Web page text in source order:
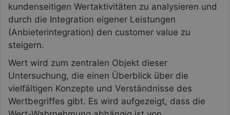
kundenseitigen Wertaktivitäten zu analysieren und
durch die Integration eigener Leistungen
(Anbieterintegration) den customer value zu
steigern.
Wert wird zum zentralen Objekt dieser
Untersuchung, die einen Überblick über die
vielfältigen Konzepte und Verständnisse des
Wertbegriffes gibt. Es wird aufgezeigt, dass die